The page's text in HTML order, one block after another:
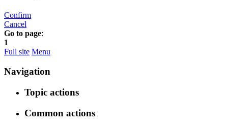
Confirm
Cancel
Go to page:
1
Full site Menu
Navigation
Topic actions
Common actions